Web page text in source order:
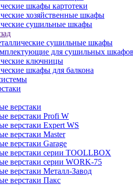
шкафы картотеки
хозяйственные шкафы
сушильные шкафы
сушильные шкафы
для сушильных шкафов
ключницы
шкафы для балкона
верстаки
верстаки Profi W
верстаки Expert WS
верстаки Master
верстаки Garage
верстаки серии TOOLLBOX
верстаки серии WORK-75
верстаки Металл-Завод
верстаки Пакс